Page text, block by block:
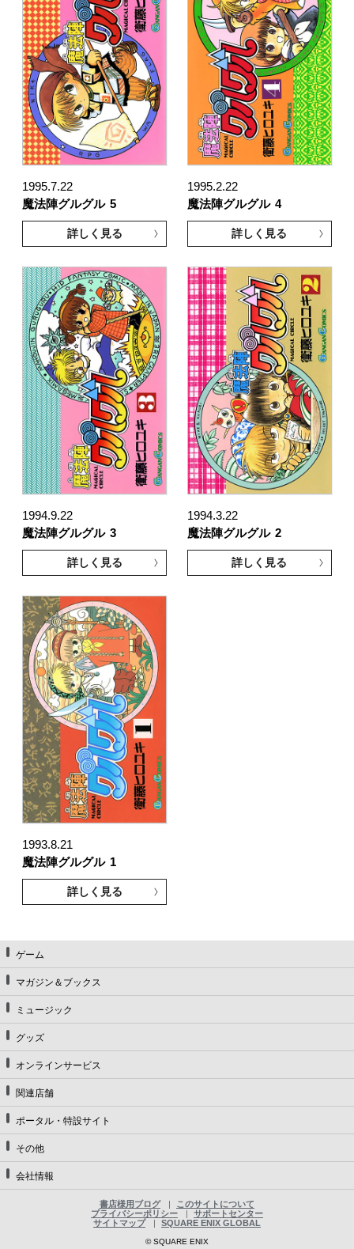
1995.7.22
魔法陣グルグル 5
詳しく見る
1995.2.22
魔法陣グルグル 4
詳しく見る
1994.9.22
魔法陣グルグル 3
詳しく見る
1994.3.22
魔法陣グルグル 2
詳しく見る
1993.8.21
魔法陣グルグル 1
詳しく見る
ゲーム
マガジン＆ブックス
ミュージック
グッズ
オンラインサービス
関連店舗
ポータル・特設サイト
その他
会社情報
書店様用ブログ
このサイトについて
プライバシーポリシー
サポートセンター
サイトマップ
SQUARE ENIX GLOBAL
© SQUARE ENIX